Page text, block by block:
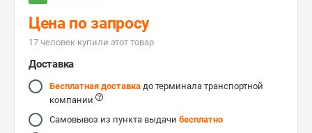
Цена по запросу
17 человек купили этот товар
Доставка
Бесплатная доставка до терминала транспортной
компании
Самовывоз из пункта выдачи бесплатно